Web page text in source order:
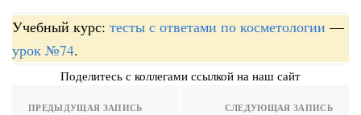
Учебный курс: тесты с ответами по косметологии —
урок №74.
Поделитесь с коллегами ссылкой на наш сайт
ПРЕДЫДУЩАЯ ЗАПИСЬ СЛЕДУЮЩАЯ ЗАПИСЬ